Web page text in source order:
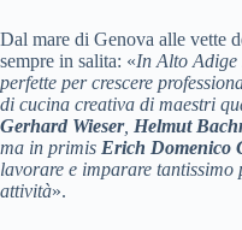
Dal mare di Genova alle vette
sempre in salita: «In Alto Adige
perfette per crescere
di cucina creativa di maestri
Gerhard Wieser, Helmut
ma in primis Erich Domenico
lavorare e imparare
attività».